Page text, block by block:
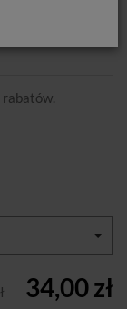
rabatów.
34,00 zł